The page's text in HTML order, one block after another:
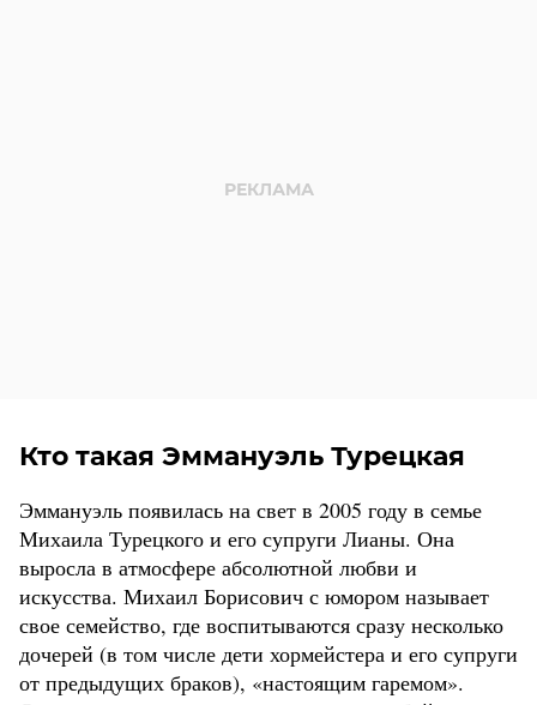
Кто такая Эммануэль Турецкая
Эммануэль появилась на свет в 2005 году в семье
Михаила Турецкого и его супруги Лианы. Она
выросла в атмосфере абсолютной любви и
искусства. Михаил Борисович с юмором называет
свое семейство, где воспитываются сразу несколько
дочерей (в том числе дети хормейстера и его супруги
от предыдущих браков), «настоящим гаремом».